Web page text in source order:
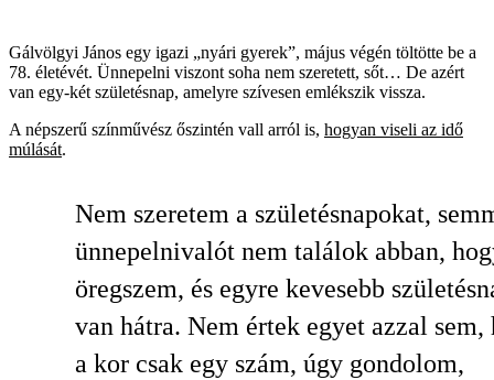
Gálvölgyi János egy igazi „nyári gyerek”, május végén töltötte be a
78. életévét. Ünnepelni viszont soha nem szeretett, sőt… De azért
van egy-két születésnap, amelyre szívesen emlékszik vissza.
A népszerű színművész őszintén vall arról is, hogyan viseli az idő
múlását.
Nem szeretem a születésnapokat,
ünnepelnivalót nem találok abban,
öregszem, és egyre kevesebb
van hátra. Nem értek egyet azzal sem,
a kor csak egy szám, úgy gondolom,